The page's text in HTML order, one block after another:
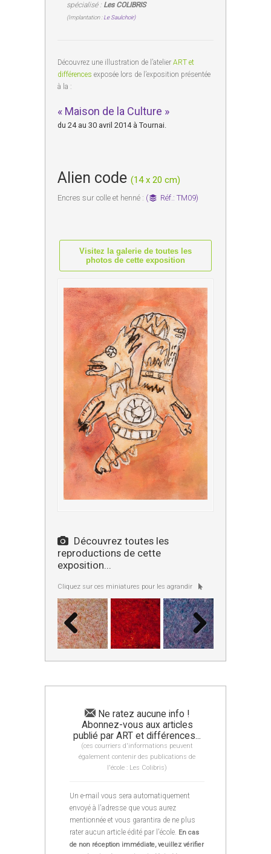
spécialisé : Les COLIBRIS
(Implantation :Le Saulchoir)
Découvrez une illustration de l’atelier ART et
différences exposée lors de l’exposition présentée
à la :
« Maison de la Culture »
du 24 au 30 avril 2014 à Tournai.
Alien code (14 x 20 cm)
Encres sur colle et henné : ( Réf.: TM09)
Visitez la galerie de toutes les
photos de cette exposition
Découvrez toutes les
reproductions de cette
exposition...
Cliquez sur ces miniatures pour les agrandir
Ne ratez aucune info !
Abonnez-vous aux articles
publié par ART et différences...
(ces courriers d'informations peuvent
également contenir des publications de
l'école : Les Colibris)
Un e-mail vous sera automatiquement
envoyé à l'adresse que vous aurez
mentionnée et vous garantira de ne plus
rater aucun article édité par l'école. En cas
de non réception immédiate, veuillez vérifier